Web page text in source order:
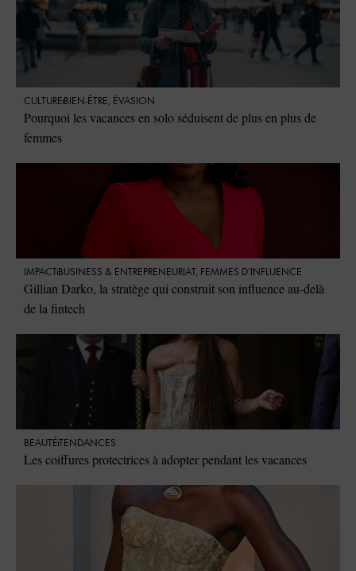
CULTURE BIEN-ÊTRE, ÉVASION
Pourquoi les vacances en solo séduisent de plus en plus de
femmes
IMPACT ⁠BUSINESS & ENTREPRENEURIAT , FEMMES D'INFLUENCE
Gillian Darko, la stratège qui construit son influence au-delà
de la fintech
BEAUTÉ TENDANCES
Les coiffures protectrices à adopter pendant les vacances